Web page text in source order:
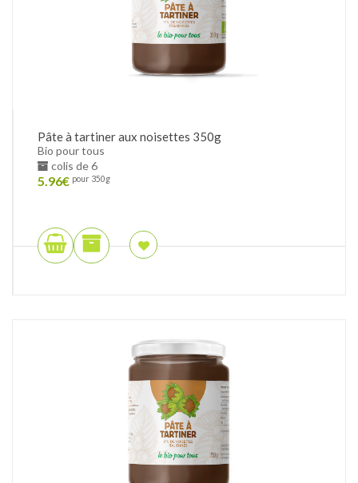
Pâte à tartiner aux noisettes 350g
Bio pour tous
colis de 6
5.96€ pour 350g